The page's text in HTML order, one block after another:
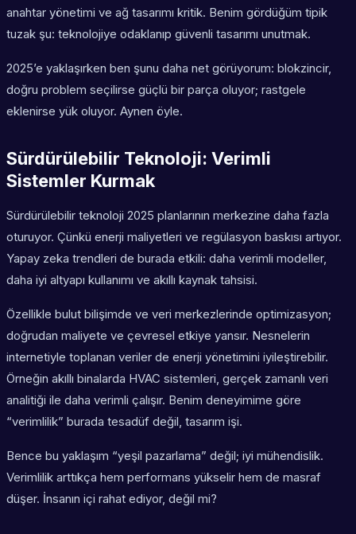
anahtar yönetimi ve ağ tasarımı kritik. Benim gördüğüm tipik
tuzak şu: teknolojiye odaklanıp güvenli tasarımı unutmak.
2025’e yaklaşırken ben şunu daha net görüyorum: blokzincir,
doğru problem seçilirse güçlü bir parça oluyor; rastgele
eklenirse yük oluyor. Aynen öyle.
Sürdürülebilir Teknoloji: Verimli
Sistemler Kurmak
Sürdürülebilir teknoloji 2025 planlarının merkezine daha fazla
oturuyor. Çünkü enerji maliyetleri ve regülasyon baskısı artıyor.
Yapay zeka trendleri de burada etkili: daha verimli modeller,
daha iyi altyapı kullanımı ve akıllı kaynak tahsisi.
Özellikle bulut bilişimde ve veri merkezlerinde optimizasyon;
doğrudan maliyete ve çevresel etkiye yansır. Nesnelerin
internetiyle toplanan veriler de enerji yönetimini iyileştirebilir.
Örneğin akıllı binalarda HVAC sistemleri, gerçek zamanlı veri
analitiği ile daha verimli çalışır. Benim deneyimime göre
“verimlilik” burada tesadüf değil, tasarım işi.
Bence bu yaklaşım “yeşil pazarlama” değil; iyi mühendislik.
Verimlilik arttıkça hem performans yükselir hem de masraf
düşer. İnsanın içi rahat ediyor, değil mi?